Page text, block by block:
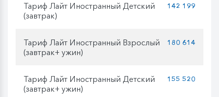
Тариф Лайт Иностранный Детский
(завтрак)
142 199
Тариф Лайт Иностранный Взрослый
(завтрак+ ужин)
180 614
Тариф Лайт Иностранный Детский
(завтрак+ ужин)
155 520